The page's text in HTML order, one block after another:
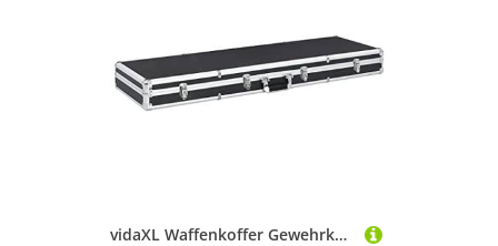
vidaXL Waffenkoffer Gewehrkoffer Universalkoffer Flintenkoffer Pistolenkoffer Bogenkoffer Alukoffer Jagdkoffer Schwarz 118x38x12cm Aluminium